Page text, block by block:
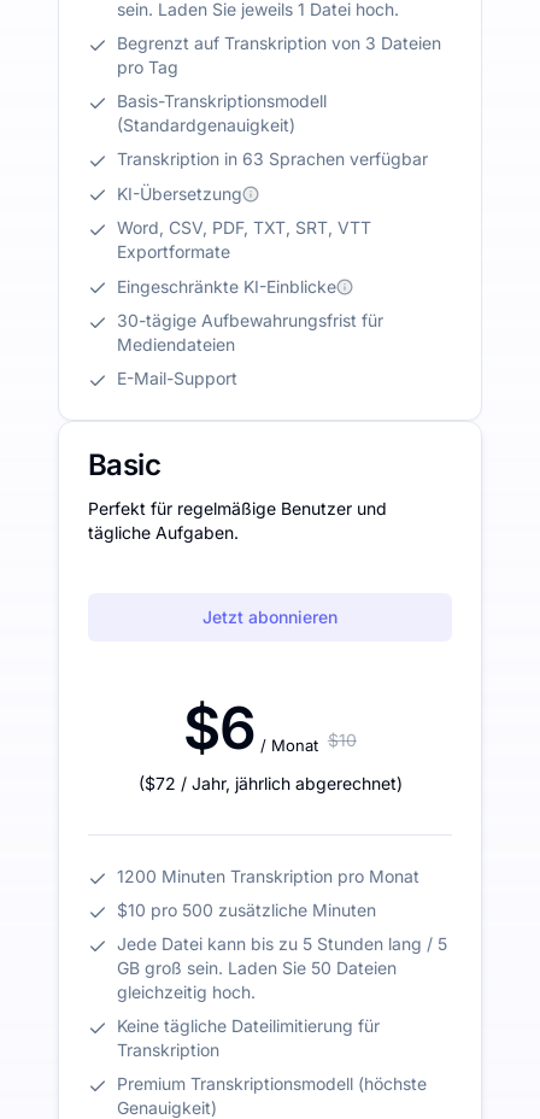
sein. Laden Sie jeweils 1 Datei hoch.
Begrenzt auf Transkription von 3 Dateien
pro Tag
Basis-Transkriptionsmodell
(Standardgenauigkeit)
Transkription in 63 Sprachen verfügbar
KI-Übersetzung
Word, CSV, PDF, TXT, SRT, VTT
Exportformate
Eingeschränkte KI-Einblicke
30-tägige Aufbewahrungsfrist für
Mediendateien
E-Mail-Support
Basic
Perfekt für regelmäßige Benutzer und
tägliche Aufgaben.
Jetzt abonnieren
$6 / Monat $10
($72 / Jahr, jährlich abgerechnet)
1200 Minuten Transkription pro Monat
$10 pro 500 zusätzliche Minuten
Jede Datei kann bis zu 5 Stunden lang / 5
GB groß sein. Laden Sie 50 Dateien
gleichzeitig hoch.
Keine tägliche Dateilimitierung für
Transkription
Premium Transkriptionsmodell (höchste
Genauigkeit)